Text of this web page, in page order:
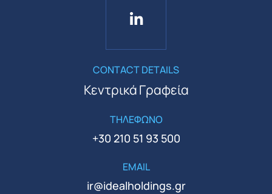
CONTACT DETAILS
Κεντρικά Γραφεία
ΤΗΛΕΦΩΝΟ
+30 210 51 93 500
EMAIL
ir@idealholdings.gr